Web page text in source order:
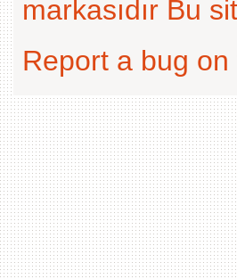
markasıdır Bu
Report a bug on